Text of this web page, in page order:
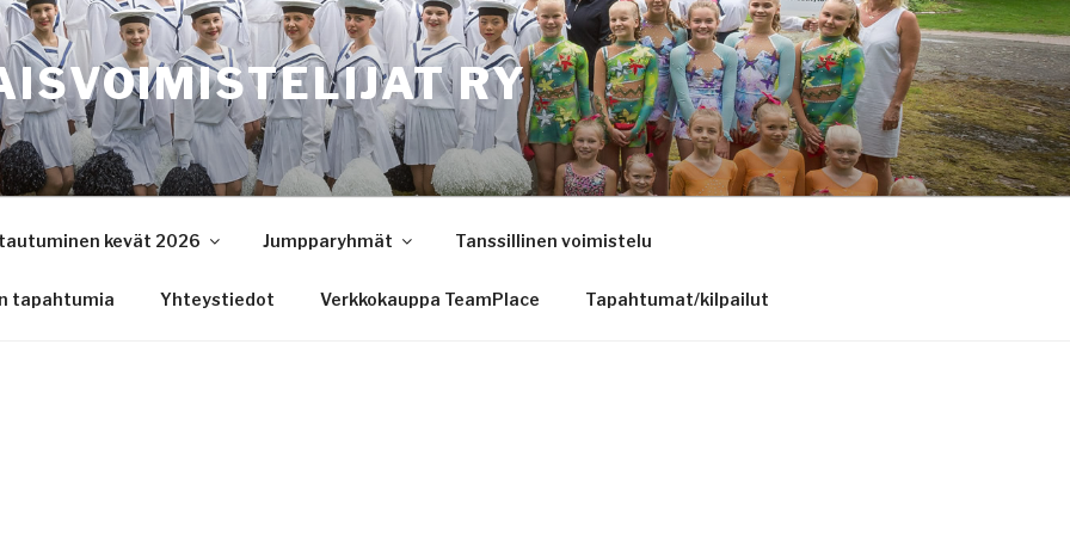
RY
kevät 2026 Jumpparyhmät Tanssillinen voimistelu
tapahtumia Yhteystiedot Verkkokauppa TeamPlace Tapahtumat/kilpailut